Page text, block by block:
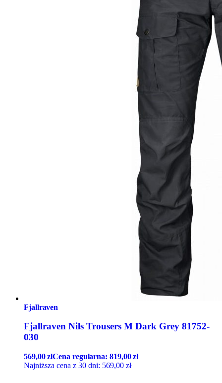
Fjallraven
Fjallraven Nils Trousers M Dark Grey 81752-
030
569,00złCena regularna:819,00zł
Najniższa cena z 30 dni: 569,00 zł